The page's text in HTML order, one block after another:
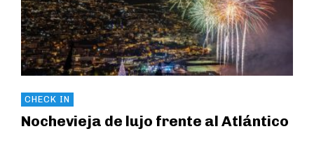
CHECK IN
Nochevieja de lujo frente al Atlántico